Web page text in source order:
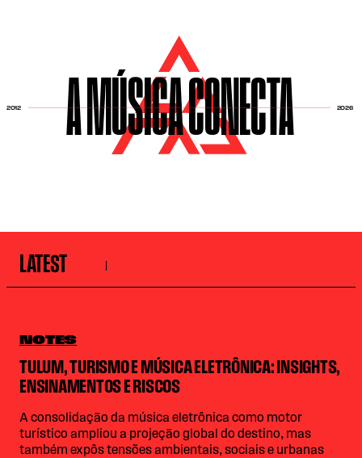
A MÚSICA CONECTA
2012 2026
LATEST
NOTES
TULUM, TURISMO E MÚSICA ELETRÔNICA: INSIGHTS,
ENSINAMENTOS E RISCOS
A consolidação da música eletrônica como motor
turístico ampliou a projeção global do destino, mas
também expôs tensões ambientais, sociais e urbanas